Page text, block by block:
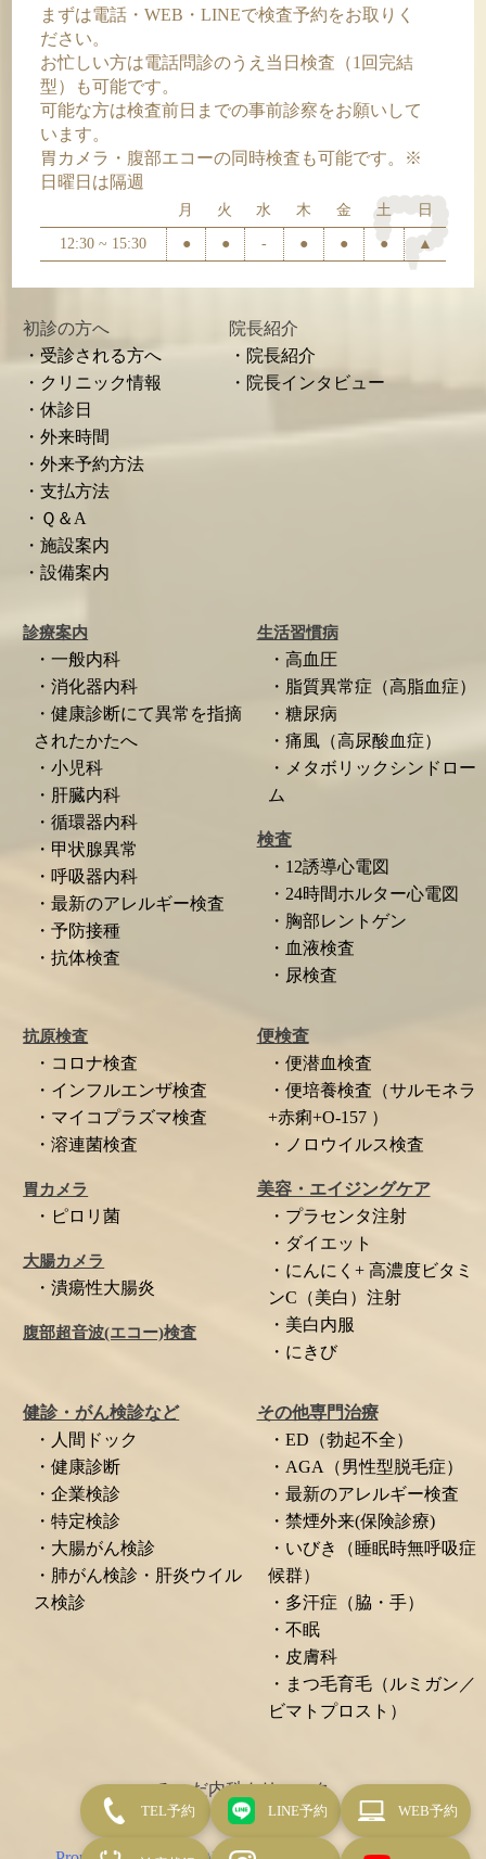
TEL予約 LINE予約 WEB予約
まずは電話・WEB・LINEで検査予約をお取りく
ださい。
お忙しい方は電話問診のうえ当日検査（1回完結
型）も可能です。
可能な方は検査前日までの事前診察をお願いして
います。
胃カメラ・腹部エコーの同時検査も可能です。※
日曜日は隔週
月 火 水 木 金 土 日
12:30 ~ 15:30 ● ● - ● ● ● ▲
初診の方へ
・受診される方へ
・クリニック情報
・休診日
・外来時間
・外来予約方法
・支払方法
・Ｑ＆A
・施設案内
・設備案内
院長紹介
・院長紹介
・院長インタビュー
診療案内
・一般内科
・消化器内科
・健康診断にて異常を指摘
されたかたへ
・小児科
・肝臓内科
・循環器内科
・甲状腺異常
・呼吸器内科
・最新のアレルギー検査
・予防接種
・抗体検査
生活習慣病
・高血圧
・脂質異常症（高脂血症）
・糖尿病
・痛風（高尿酸血症）
・メタボリックシンドロー
ム
検査
・12誘導心電図
・24時間ホルター心電図
・胸部レントゲン
・血液検査
・尿検査
抗原検査
・コロナ検査
・インフルエンザ検査
・マイコプラズマ検査
・溶連菌検査
胃カメラ
・ピロリ菌
大腸カメラ
・潰瘍性大腸炎
腹部超音波(エコー)検査
便検査
・便潜血検査
・便培養検査（サルモネラ
+赤痢+O-157 ）
・ノロウイルス検査
美容・エイジングケア
・プラセンタ注射
・ダイエット
・にんにく+ 高濃度ビタミ
ンC（美白）注射
・美白内服
・にきび
健診・がん検診など
・人間ドック
・健康診断
・企業検診
・特定検診
・大腸がん検診
・肺がん検診・肝炎ウイル
ス検診
その他専門治療
・ED（勃起不全）
・AGA（男性型脱毛症）
・最新のアレルギー検査
・禁煙外来(保険診療)
・いびき（睡眠時無呼吸症
候群）
・多汗症（脇・手）
・不眠
・皮膚科
・まつ毛育毛（ルミガン／
ビマトプロスト）
みつだ内科クリニック